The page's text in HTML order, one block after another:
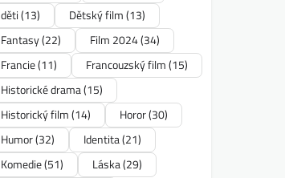
děti(13) Dětský film(13)
Fantasy(22) Film 2024(34)
Francie(11) Francouzský film(15)
Historické drama(15)
Historický film(14) Horor(30)
Humor(32) Identita(21)
Komedie(51) Láska(29)